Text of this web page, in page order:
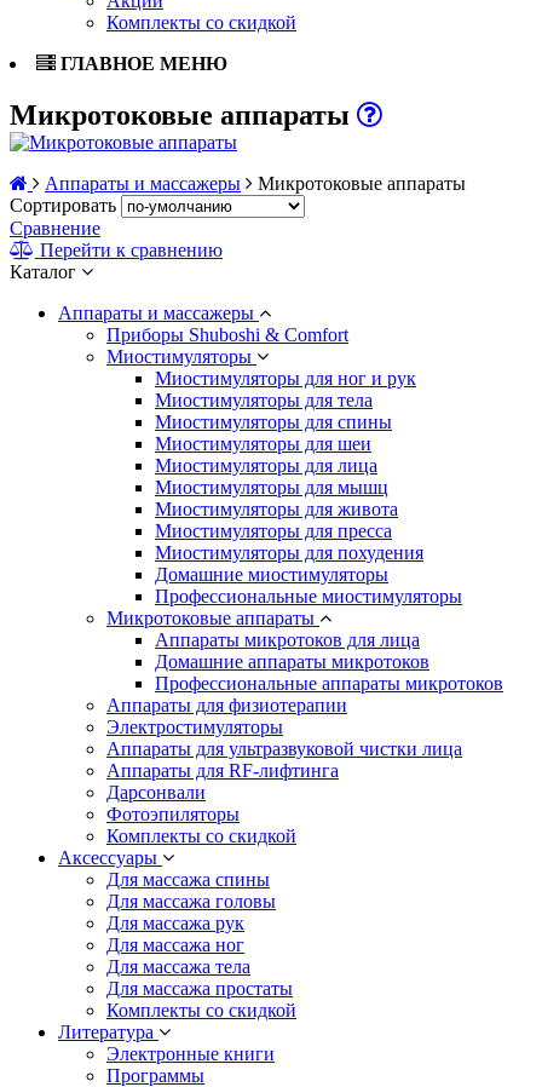
Комплекты со скидкой
ГЛАВНОЕ МЕНЮ
Микротоковые аппараты
Аппараты и массажеры
Микротоковые аппараты
Сортировать
Сравнение
Перейти к сравнению
Каталог
Аппараты и массажеры
Приборы Shuboshi & Comfort
Миостимуляторы
Миостимуляторы для ног и рук
Миостимуляторы для тела
Миостимуляторы для спины
Миостимуляторы для шеи
Миостимуляторы для лица
Миостимуляторы для мышц
Миостимуляторы для живота
Миостимуляторы для пресса
Миостимуляторы для похудения
Домашние миостимуляторы
Профессиональные миостимуляторы
Микротоковые аппараты
Аппараты микротоков для лица
Домашние аппараты микротоков
Профессиональные аппараты микротоков
Аппараты для физиотерапии
Электростимуляторы
Аппараты для ультразвуковой чистки лица
Аппараты для RF-лифтинга
Дарсонвали
Фотоэпиляторы
Комплекты со скидкой
Аксессуары
Для массажа спины
Для массажа головы
Для массажа рук
Для массажа ног
Для массажа тела
Для массажа простаты
Комплекты со скидкой
Литература
Электронные книги
Программы